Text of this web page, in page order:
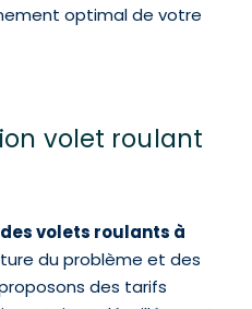
optimal de votre
volet roulant
volets roulants à
du problème et des
des tarifs